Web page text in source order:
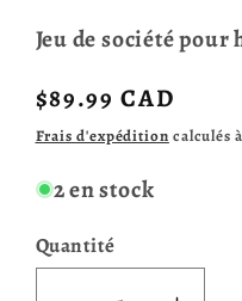
Jeu de société pour
Prix
habituel
$89.99 CAD
Frais d'expédition calculés
2 en stock
Quantité